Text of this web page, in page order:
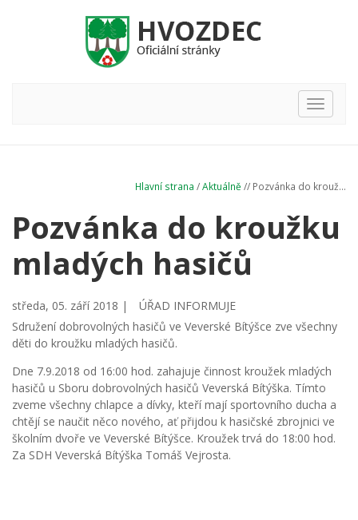
Hlavní
nabídka
Hlavní strana /Aktuálně // Pozvánka do krouž...
Pozvánka do kroužku
mladých hasičů
středa, 05. září 2018 |
ÚŘAD INFORMUJE
Sdružení dobrovolných hasičů ve Veverské Bítýšce zve všechny
děti do kroužku mladých hasičů.
Dne 7.9.2018 od 16:00 hod. zahajuje činnost kroužek mladých
hasičů u Sboru dobrovolných hasičů Veverská Bítýška. Tímto
zveme všechny chlapce a dívky, kteří mají sportovního ducha a
chtějí se naučit něco nového, ať přijdou k hasičské zbrojnici ve
školním dvoře ve Veverské Bítýšce. Kroužek trvá do 18:00 hod.
Za SDH Veverská Bítýška Tomáš Vejrosta.